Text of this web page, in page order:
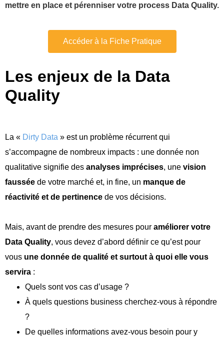
mettre en place et pérenniser votre process Data Quality.
Accéder à la Fiche Pratique
Les enjeux de la Data
Quality ​
La « Dirty Data » est un problème récurrent qui
s’accompagne de nombreux impacts : une donnée non
qualitative signifie des analyses imprécises, une vision
faussée de votre marché et, in fine, un manque de
réactivité et de pertinence de vos décisions.
Mais, avant de prendre des mesures pour améliorer votre
Data Quality, vous devez d’abord définir ce qu’est pour
vous une donnée de qualité et surtout à quoi elle vous
servira :
Quels sont vos cas d’usage ?
À quels questions business cherchez-vous à répondre
?
De quelles informations avez-vous besoin pour y